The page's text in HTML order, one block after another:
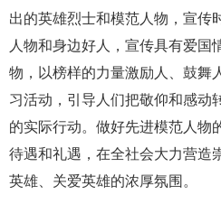
出的英雄烈士和模范人物，宣传
人物和身边好人，宣传具有爱国
物，以榜样的力量激励人、鼓舞
习活动，引导人们把敬仰和感动
的实际行动。做好先进模范人物
待遇和礼遇，在全社会大力营造
英雄、关爱英雄的浓厚氛围。